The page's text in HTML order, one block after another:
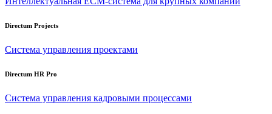
Directum Projects
Система управления проектами
Directum HR Pro
Система управления кадровыми процессами